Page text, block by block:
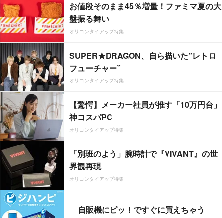
お値段そのまま45％増量！ファミマ夏の大
盤振る舞い
オリコンタイアップ特集
SUPER★DRAGON、自ら描いた”レトロ
フューチャー”
オリコンタイアップ特集
【驚愕】メーカー社員が推す「10万円台」
神コスパPC
オリコンタイアップ特集
「別班のよう」腕時計で『VIVANT』の世
界観再現
オリコンタイアップ特集
自販機にピッ！ですぐに買えちゃう